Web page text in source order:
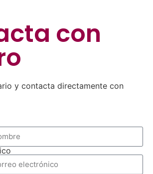
con
y contacta directamente con